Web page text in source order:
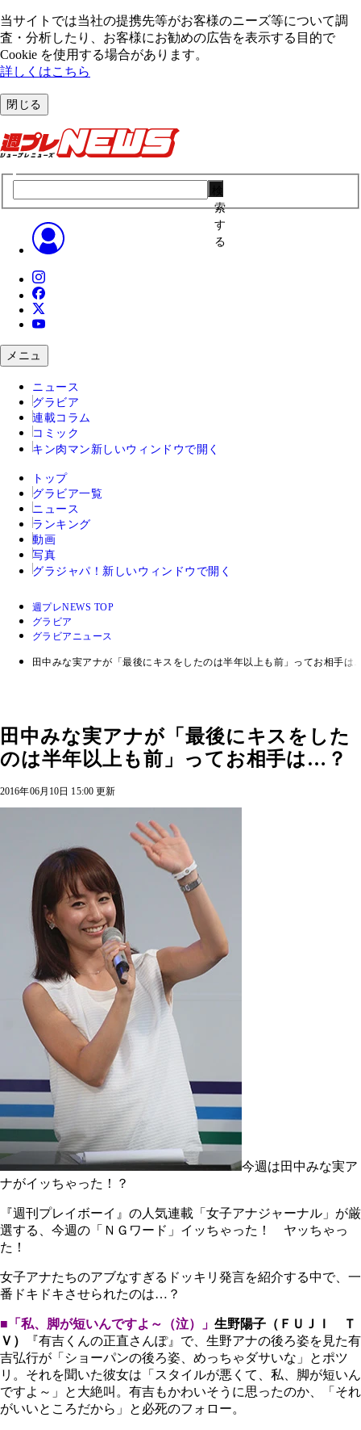
当サイトでは当社の提携先等がお客様のニーズ等について調
査・分析したり、お客様にお勧めの広告を表⽰する⽬的で
Cookie を使⽤する場合があります。
詳しくはこちら
閉じる
索
す
る
メニュ
ニュース
グラビア
連載コラム
コミック
キン肉マン 新しいウィンドウで開く
トップ
グラビア一覧
ニュース
ランキング
動画
写真
グラジャパ！ 新しいウィンドウで開く
週プレNEWS TOP
グラビア
グラビアニュース
田中みな実アナが「最後にキスをしたのは半年以上も前」ってお相手は
田中みな実アナが「最後にキスをした
のは半年以上も前」ってお相手は…？
2016年06月10日 15:00 更新
今週は田中みな実ア
ナがイッちゃった！？
『週刊プレイボーイ』の人気連載「女子アナジャーナル」が厳
選する、今週の「ＮＧワード」イッちゃった！ ヤッちゃっ
た！
女子アナたちのアブなすぎるドッキリ発言を紹介する中で、一
番ドキドキさせられたのは…？
■「私、脚が短いんですよ～（泣）」 生野陽子（ＦＵＪＩ Ｔ
Ｖ）
『有吉くんの正直さんぽ』で、生野アナの後ろ姿を見た有
吉弘行が「ショーパンの後ろ姿、めっちゃダサいな」とポツ
リ。それを聞いた彼女は「スタイルが悪くて、私、脚が短いん
ですよ～」と大絶叫。有吉もかわいそうに思ったのか、「それ
がいいところだから」と必死のフォロー。